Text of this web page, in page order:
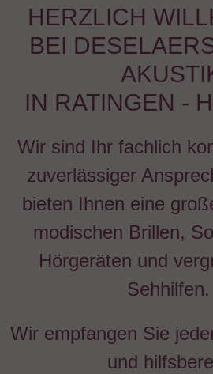
HERZLICH
BEI
IN RATINGEN -
Wir sind Ihr fachlich
zuverlässiger
bieten Ihnen eine
modischen Brillen,
Hörgeräten und
Sehhilfen.
Wir empfangen Sie
und